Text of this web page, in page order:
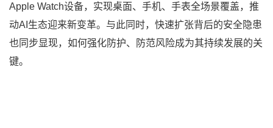
Apple Watch设备，实现桌面、手机、手表全场景覆盖，推
动AI生态迎来新变革。与此同时，快速扩张背后的安全隐患
也同步显现，如何强化防护、防范风险成为其持续发展的关
键。